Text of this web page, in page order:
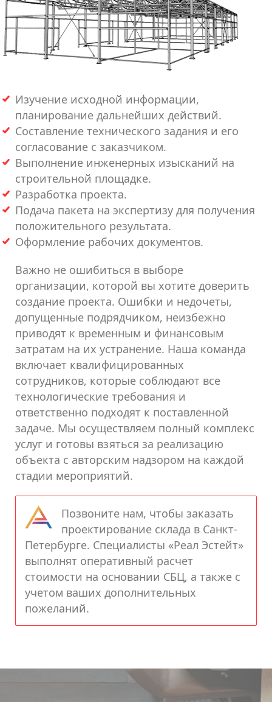
Изучение исходной информации,
планирование дальнейших действий.
Составление технического задания и его
согласование с заказчиком.
Выполнение инженерных изысканий на
строительной площадке.
Разработка проекта.
Подача пакета на экспертизу для получения
положительного результата.
Оформление рабочих документов.
Важно не ошибиться в выборе
организации, которой вы хотите доверить
создание проекта. Ошибки и недочеты,
допущенные подрядчиком, неизбежно
приводят к временным и финансовым
затратам на их устранение. Наша команда
включает квалифицированных
сотрудников, которые соблюдают все
технологические требования и
ответственно подходят к поставленной
задаче. Мы осуществляем полный комплекс
услуг и готовы взяться за реализацию
объекта с авторским надзором на каждой
стадии мероприятий.
Позвоните нам, чтобы заказать
проектирование склада в Санкт-
Петербурге. Специалисты «Реал Эстейт»
выполнят оперативный расчет
стоимости на основании СБЦ, а также с
учетом ваших дополнительных
пожеланий.